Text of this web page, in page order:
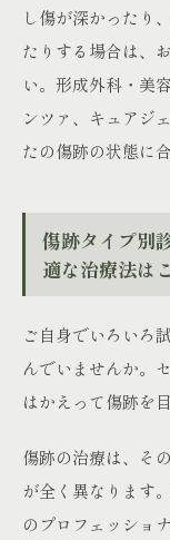
し傷が深かったり
たりする場合は、
い。形成外科・美
ンツァ、キュアジ
たの傷跡の状態に
傷跡タイプ別
適な治療法は
ご自身でいろいろ
んでいませんか。
はかえって傷跡を
傷跡の治療は、そ
が全く異なります
のプロフェッショ